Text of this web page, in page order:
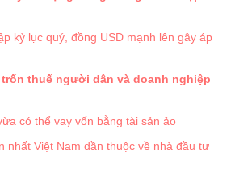
kỷ lục quý, đồng USD mạnh lên gây áp
thuế người dân và doanh nghiệp
có thể vay vốn bằng tài sản ảo
nhất Việt Nam dần thuộc về nhà đầu tư